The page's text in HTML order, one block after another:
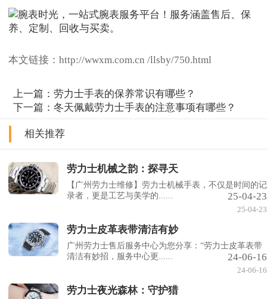
本文链接：http://wwxm.com.cn /llsby/750.html
上一篇：劳力士手表的保养常识有哪些？
下一篇：冬天佩戴劳力士手表的注意事项有哪些？
相关推荐
劳力士机械之韵：探寻天
【广州劳力士维修】劳力士机械手表，不仅是时间的记
录者，更是工艺与美学的......
25-04-23
25-04-23
劳力士皮革表带清洁有妙
广州劳力士售后服务中心为您分享：“劳力士皮革表带
清洁有妙招，服务中心更......
24-06-16
24-06-16
劳力士夜光森林：守护猎